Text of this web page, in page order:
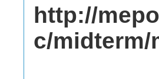
http://
c/midterm/